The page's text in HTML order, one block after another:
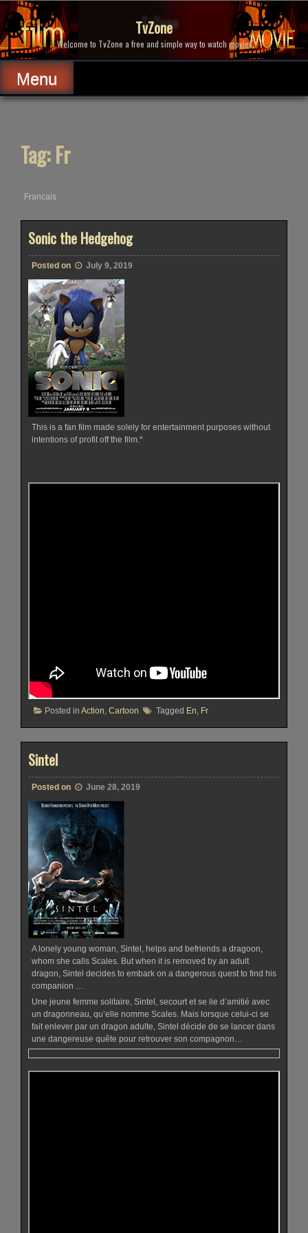
Skip
to
content
TvZone
Welcome to TvZone a free and simple way to watch movies.
Menu
Tag:Fr
Francais
Sonic the Hedgehog
Posted on July 9, 2019
This is a fan film made solely for entertainment purposes without
intentions of profit off the film.*
Posted in Action, Cartoon Tagged En, Fr
Sintel
Posted on June 28, 2019
A lonely young woman, Sintel, helps and befriends a dragoon,
whom she calls Scales. But when it is removed by an adult
dragon, Sintel decides to embark on a dangerous quest to find his
companion …
Une jeune femme solitaire, Sintel, secourt et se lie d’amitié avec
un dragonneau, qu’elle nomme Scales. Mais lorsque celui-ci se
fait enlever par un dragon adulte, Sintel décide de se lancer dans
une dangereuse quête pour retrouver son compagnon…